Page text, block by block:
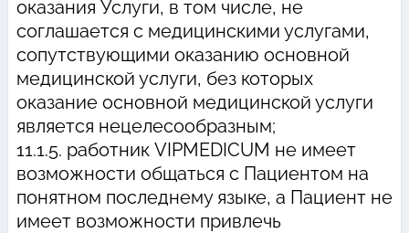
оказания Услуги, в том числе, не
соглашается с медицинскими услугами,
сопутствующими оказанию основной
медицинской услуги, без которых
оказание основной медицинской услуги
является нецелесообразным;
11.1.5. работник VIPMEDICUM не имеет
возможности общаться с Пациентом на
понятном последнему языке, а Пациент не
имеет возможности привлечь